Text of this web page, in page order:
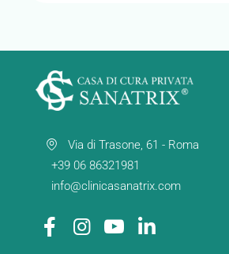
Via di Trasone, 61 - Roma
+39 06 86321981
info@clinicasanatrix.com